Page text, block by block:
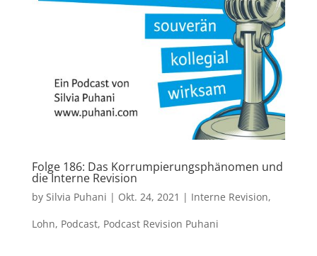
Folge 186: Das Korrumpierungsphänomen und
die Interne Revision
by Silvia Puhani | Okt. 24, 2021 | Interne Revision,
Lohn, Podcast, Podcast Revision Puhani